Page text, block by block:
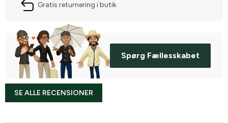
Gratis returnering i butik
Spørg Fællesskabet
SE ALLE RECENSIONER